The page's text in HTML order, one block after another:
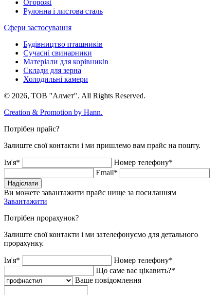
Огорожі
Рулонна і листова сталь
Сфери застосування
Будівництво пташників
Сучасні свинарники
Матеріали для корівників
Склади для зерна
Холодильні камери
© 2026, ТОВ "Алмет". All Rights Reserved.
Creation & Promotion by Hann.
Потрібен прайс?
Залиште свої контакти і ми пришлемо вам прайс на пошту.
Ім'я*
Номер телефону*
Email*
Надіслати
Ви можете завантажити прайс нище за посиланням
Завантажити
Потрібен прорахунок?
Залиште свої контакти і ми зателефонуємо для детального
прорахунку.
Ім'я*
Номер телефону*
Що саме вас цікавить?*
Ваше повідомлення